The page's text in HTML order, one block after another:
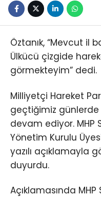
Öztanık, “Mevcut il
Ülkücü çizgide
görmekteyim” dedi.
Milliyetçi Hareket
geçtiğimiz
devam ediyor. MHP
Yönetim Kurulu
yazılı açıklamayla
duyurdu.
Açıklamasında